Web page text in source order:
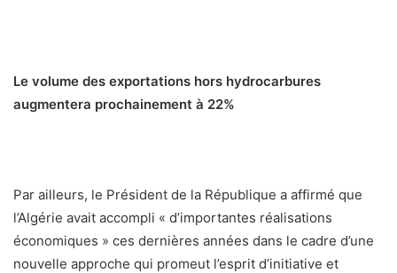
Le volume des exportations hors hydrocarbures
augmentera prochainement à 22%
Par ailleurs, le Président de la République a affirmé que
l’Algérie avait accompli « d’importantes réalisations
économiques » ces dernières années dans le cadre d’une
nouvelle approche qui promeut l’esprit d’initiative et